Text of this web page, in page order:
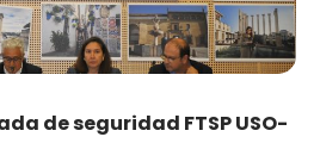
de seguridad FTSP USO-